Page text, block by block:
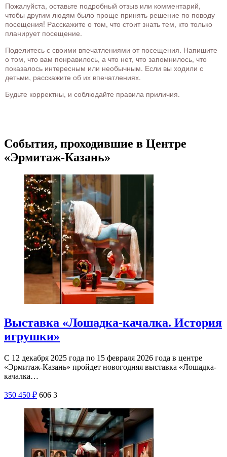
Пожалуйста, оставьте подробный отзыв или комментарий,
чтобы другим людям было проще принять решение по поводу
посещения! Расскажите о том, что стоит знать тем, кто только
планирует посещение.
Поделитесь с своими впечатлениями от посещения. Напишите
о том, что вам понравилось, а что нет, что запомнилось, что
показалось интересным или необычным. Если вы ходили с
детьми, расскажите об их впечатлениях.
Будьте корректны, и соблюдайте правила приличия.
События, проходившие в Центре
«Эрмитаж-Казань»
Выставка «Лошадка-качалка. История
игрушки»
С 12 декабря 2025 года по 15 февраля 2026 года в центре
«Эрмитаж-Казань» пройдет новогодняя выставка «Лошадка-
качалка…
350 450 ₽ 606 3